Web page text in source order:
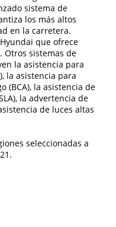
sistema de
los más altos
en la carretera.
que ofrece
Otros sistemas de
la asistencia para
la asistencia para
(BCA), la asistencia de
la advertencia de
de luces altas
seleccionadas a